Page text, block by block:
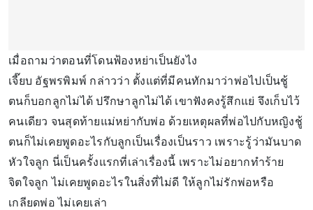
เมื่อถามว่าตอนที่โดนฟ้องหย่าเป็นยังไง
เจี๊ยบ อัฐพรพิมพ์ กล่าวว่า ตั้งแต่ที่มีคนทักมาว่าพ่อไปเป็นชู้
ตนก็บอกลูกไม่ได้ ปรึกษาลูกไม่ได้ เขาฟังคงรู้สึกแย่ จึงเก็บไว้
คนเดียว จนสุดท้ายแม่หย่ากับพ่อ ด้วยเหตุผลที่พ่อไปกับหญิงชู้
ตนก็ไม่เคยพูดอะไรกับลูกเป็นเรื่องเป็นราว เพราะรู้ว่ามันบาด
หัวใจลูก นี่เป็นครั้งแรกที่เล่าเรื่องนี้ เพราะไม่อยากทำร้าย
จิตใจลูก ไม่เคยพูดอะไรในสิ่งที่ไม่ดี ให้ลูกไม่รักพ่อหรือ
เกลียดพ่อ ไม่เคยเล่า